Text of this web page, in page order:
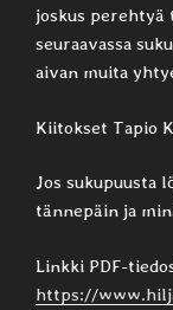
joskus perehtyä
seuraavassa
aivan muita
Kiitokset Tapio
Jos sukupuusta
tännepäin ja
Linkki PDF-
https://